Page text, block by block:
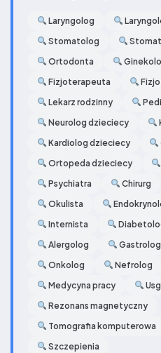
Laryngolog
Stomatolog
Ortodonta
Fizjoterapeuta
Lekarz rodzinny
Neurolog dzieciecy
Kardiolog dzieciecy
Ortopeda dzieciecy
Psychiatra
Chirurg
Okulista
Internista
Alergolog
Gastrolog
Onkolog
Nefrolog
Medycyna pracy
Usg
Rezonans magnetyczny
Tomografia komputerowa
Szczepienia